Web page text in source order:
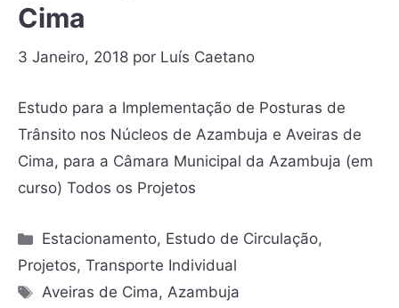
Cima
3 Janeiro, 2018 por Luís Caetano
Estudo para a Implementação de Posturas de
Trânsito nos Núcleos de Azambuja e Aveiras de
Cima, para a Câmara Municipal da Azambuja (em
curso) Todos os Projetos
Estacionamento, Estudo de Circulação,
Projetos, Transporte Individual
Aveiras de Cima,Azambuja